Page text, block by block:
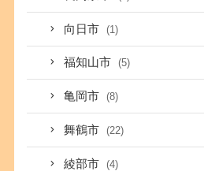
向日市 (1)
福知山市 (5)
亀岡市 (8)
舞鶴市 (22)
綾部市 (4)